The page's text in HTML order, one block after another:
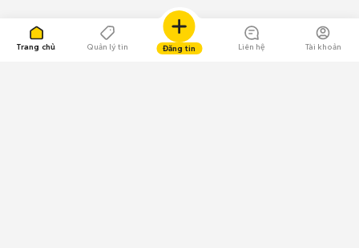
Trang chủ Quản lý tin Đăng tin Liên hệ Tài khoản